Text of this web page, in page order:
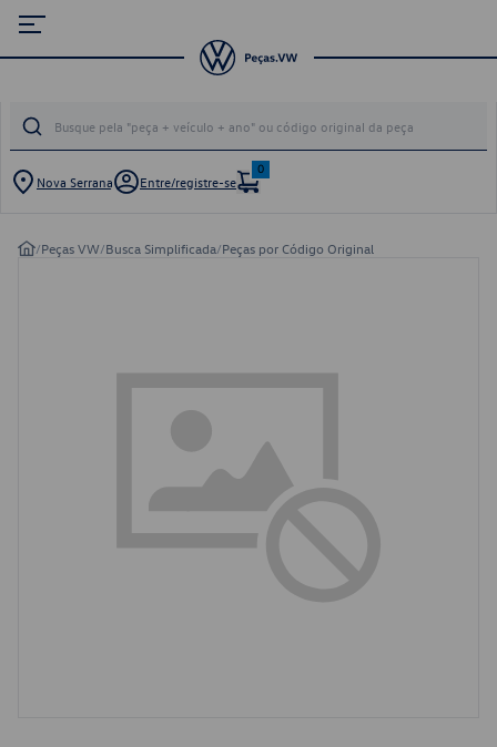
Nova Serrana Entre/registre-se
0
/Peças VW/Busca Simplificada/Peças por Código Original